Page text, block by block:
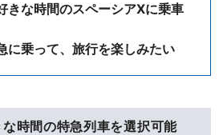
きな時間のスペーシアXに乗車
に乗って、旅行を楽しみたい
時間の特急列車を選択可能